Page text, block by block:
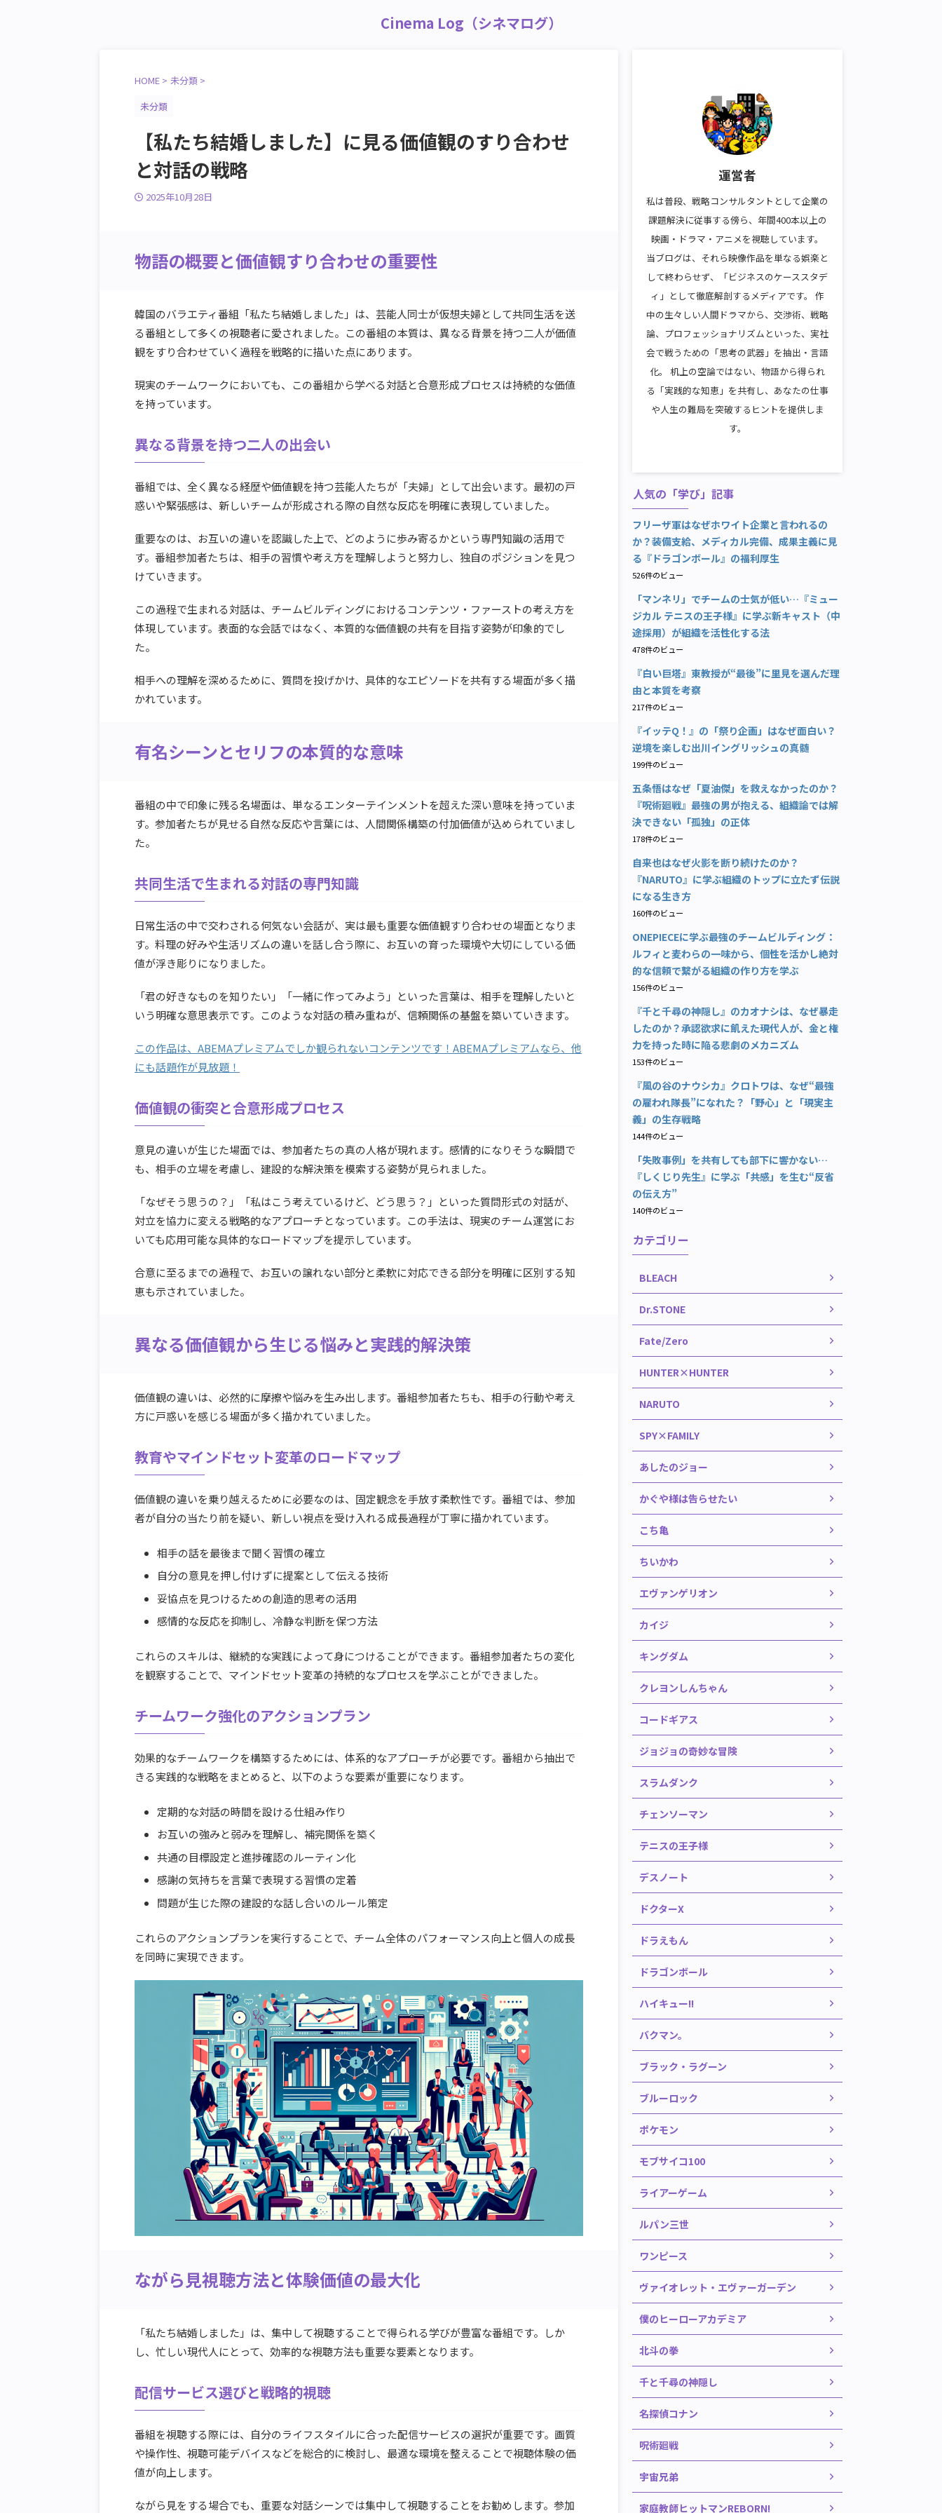
Cinema Log（シネマログ）
HOME > 未分類 >
未分類
【私たち結婚しました】に見る価値観のすり合わせ
と対話の戦略
2025年10月28日
物語の概要と価値観すり合わせの重要性
韓国のバラエティ番組「私たち結婚しました」は、芸能人同士が仮想夫婦として共同生活を送
る番組として多くの視聴者に愛されました。この番組の本質は、異なる背景を持つ二人が価値
観をすり合わせていく過程を戦略的に描いた点にあります。
現実のチームワークにおいても、この番組から学べる対話と合意形成プロセスは持続的な価値
を持っています。
異なる背景を持つ二人の出会い
番組では、全く異なる経歴や価値観を持つ芸能人たちが「夫婦」として出会います。最初の戸
惑いや緊張感は、新しいチームが形成される際の自然な反応を明確に表現していました。
重要なのは、お互いの違いを認識した上で、どのように歩み寄るかという専門知識の活用で
す。番組参加者たちは、相手の習慣や考え方を理解しようと努力し、独自のポジションを見つ
けていきます。
この過程で生まれる対話は、チームビルディングにおけるコンテンツ・ファーストの考え方を
体現しています。表面的な会話ではなく、本質的な価値観の共有を目指す姿勢が印象的でし
た。
相手への理解を深めるために、質問を投げかけ、具体的なエピソードを共有する場面が多く描
かれています。
有名シーンとセリフの本質的な意味
番組の中で印象に残る名場面は、単なるエンターテインメントを超えた深い意味を持っていま
す。参加者たちが見せる自然な反応や言葉には、人間関係構築の付加価値が込められていまし
た。
共同生活で生まれる対話の専門知識
日常生活の中で交わされる何気ない会話が、実は最も重要な価値観すり合わせの場面となりま
す。料理の好みや生活リズムの違いを話し合う際に、お互いの育った環境や大切にしている価
値が浮き彫りになりました。
「君の好きなものを知りたい」「一緒に作ってみよう」といった言葉は、相手を理解したいと
いう明確な意思表示です。このような対話の積み重ねが、信頼関係の基盤を築いていきます。
この作品は、ABEMAプレミアムでしか観られないコンテンツです！ABEMAプレミアムなら、他
にも話題作が見放題！
価値観の衝突と合意形成プロセス
意見の違いが生じた場面では、参加者たちの真の人格が現れます。感情的になりそうな瞬間で
も、相手の立場を考慮し、建設的な解決策を模索する姿勢が見られました。
「なぜそう思うの？」「私はこう考えているけど、どう思う？」といった質問形式の対話が、
対立を協力に変える戦略的なアプローチとなっています。この手法は、現実のチーム運営にお
いても応用可能な具体的なロードマップを提示しています。
合意に至るまでの過程で、お互いの譲れない部分と柔軟に対応できる部分を明確に区別する知
恵も示されていました。
異なる価値観から生じる悩みと実践的解決策
価値観の違いは、必然的に摩擦や悩みを生み出します。番組参加者たちも、相手の行動や考え
方に戸惑いを感じる場面が多く描かれていました。
教育やマインドセット変革のロードマップ
価値観の違いを乗り越えるために必要なのは、固定観念を手放す柔軟性です。番組では、参加
者が自分の当たり前を疑い、新しい視点を受け入れる成長過程が丁寧に描かれています。
相手の話を最後まで聞く習慣の確立
自分の意見を押し付けずに提案として伝える技術
妥協点を見つけるための創造的思考の活用
感情的な反応を抑制し、冷静な判断を保つ方法
これらのスキルは、継続的な実践によって身につけることができます。番組参加者たちの変化
を観察することで、マインドセット変革の持続的なプロセスを学ぶことができました。
チームワーク強化のアクションプラン
効果的なチームワークを構築するためには、体系的なアプローチが必要です。番組から抽出で
きる実践的な戦略をまとめると、以下のような要素が重要になります。
定期的な対話の時間を設ける仕組み作り
お互いの強みと弱みを理解し、補完関係を築く
共通の目標設定と進捗確認のルーティン化
感謝の気持ちを言葉で表現する習慣の定着
問題が生じた際の建設的な話し合いのルール策定
これらのアクションプランを実行することで、チーム全体のパフォーマンス向上と個人の成長
を同時に実現できます。
ながら見視聴方法と体験価値の最大化
「私たち結婚しました」は、集中して視聴することで得られる学びが豊富な番組です。しか
し、忙しい現代人にとって、効率的な視聴方法も重要な要素となります。
配信サービス選びと戦略的視聴
番組を視聴する際には、自分のライフスタイルに合った配信サービスの選択が重要です。画質
や操作性、視聴可能デバイスなどを総合的に検討し、最適な環境を整えることで視聴体験の価
値が向上します。
ながら見をする場合でも、重要な対話シーンでは集中して視聴することをお勧めします。参加
運営者
私は普段、戦略コンサルタントとして企業の
課題解決に従事する傍ら、年間400本以上の
映画・ドラマ・アニメを視聴しています。
当ブログは、それら映像作品を単なる娯楽と
して終わらせず、「ビジネスのケーススタデ
ィ」として徹底解剖するメディアです。 作
中の生々しい人間ドラマから、交渉術、戦略
論、プロフェッショナリズムといった、実社
会で戦うための「思考の武器」を抽出・言語
化。 机上の空論ではない、物語から得られ
る「実践的な知恵」を共有し、あなたの仕事
や人生の難局を突破するヒントを提供しま
す。
人気の「学び」記事
フリーザ軍はなぜホワイト企業と言われるの
か？装備支給、メディカル完備、成果主義に見
る『ドラゴンボール』の福利厚生
526件のビュー
「マンネリ」でチームの士気が低い…『ミュー
ジカル テニスの王子様』に学ぶ新キャスト（中
途採用）が組織を活性化する法
478件のビュー
『白い巨塔』東教授が“最後”に里見を選んだ理
由と本質を考察
217件のビュー
『イッテQ！』の「祭り企画」はなぜ面白い？
逆境を楽しむ出川イングリッシュの真髄
199件のビュー
五条悟はなぜ「夏油傑」を救えなかったのか？
『呪術廻戦』最強の男が抱える、組織論では解
決できない「孤独」の正体
178件のビュー
自来也はなぜ火影を断り続けたのか？
『NARUTO』に学ぶ組織のトップに立たず伝説
になる生き方
160件のビュー
ONEPIECEに学ぶ最強のチームビルディング：
ルフィと麦わらの一味から、個性を活かし絶対
的な信頼で繋がる組織の作り方を学ぶ
156件のビュー
『千と千尋の神隠し』のカオナシは、なぜ暴走
したのか？承認欲求に飢えた現代人が、金と権
力を持った時に陥る悲劇のメカニズム
153件のビュー
『風の谷のナウシカ』クロトワは、なぜ“最強
の雇われ隊長”になれた？「野心」と「現実主
義」の生存戦略
144件のビュー
「失敗事例」を共有しても部下に響かない…
『しくじり先生』に学ぶ「共感」を生む“反省
の伝え方”
140件のビュー
カテゴリー
BLEACH
Dr.STONE
Fate/Zero
HUNTER×HUNTER
NARUTO
SPY×FAMILY
あしたのジョー
かぐや様は告らせたい
こち亀
ちいかわ
エヴァンゲリオン
カイジ
キングダム
クレヨンしんちゃん
コードギアス
ジョジョの奇妙な冒険
スラムダンク
チェンソーマン
テニスの王子様
デスノート
ドクターX
ドラえもん
ドラゴンボール
ハイキュー!!
バクマン。
ブラック・ラグーン
ブルーロック
ポケモン
モブサイコ100
ライアーゲーム
ルパン三世
ワンピース
ヴァイオレット・エヴァーガーデン
僕のヒーローアカデミア
北斗の拳
千と千尋の神隠し
名探偵コナン
呪術廻戦
宇宙兄弟
家庭教師ヒットマンREBORN!